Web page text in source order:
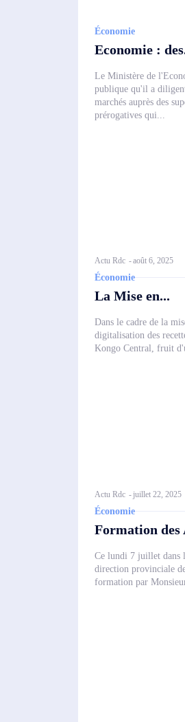
Économie
Economie :
Le Ministère de
publique qu'il a
marchés auprès des
prérogatives qui...
Actu Rdc -août 6, 2025
Économie
La Mise en...
Dans le cadre de la
digitalisation des
Kongo Central, fruit
Actu Rdc - juillet 22, 2025
Économie
Formation des
Ce lundi 7 juillet dans
direction provinciale
formation par